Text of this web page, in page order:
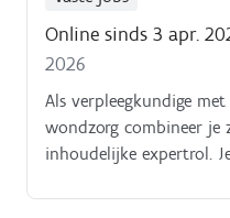
Online sinds 3 apr.
2026
Als verpleegkundige
wondzorg combineer je
inhoudelijke expertrol.
ondersteunen en